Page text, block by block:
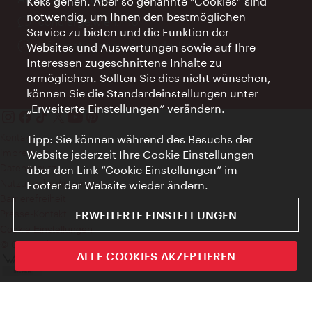
Ort:
concierge.wien.info
Öffnungszeiten:
Informationen rund um die Uhr
Kontakt
Impressum
Datenschutz
Nutzungsbedingungen
Barrierefreiheit
Cookie Einstellungen
© Copyright WienTourismus
notwendig, um Ihnen den bestmöglichen
Service zu bieten und die Funktion der
Websites und Auswertungen sowie auf Ihre
Interessen zugeschnittene Inhalte zu
ermöglichen. Sollten Sie dies nicht wünschen,
können Sie die Standardeinstellungen unter
„Erweiterte Einstellungen“ verändern.
Tipp: Sie können während des Besuchs der
Website jederzeit Ihre Cookie Einstellungen
über den Link “Cookie Einstellungen” im
Footer der Website wieder ändern.
ERWEITERTE EINSTELLUNGEN
ALLE COOKIES AKZEPTIEREN